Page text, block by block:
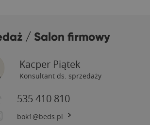
/ Salon firmowy
Kacper Piątek
Konsultant ds. sprzedaży
535 410 810
bok1@beds.pl